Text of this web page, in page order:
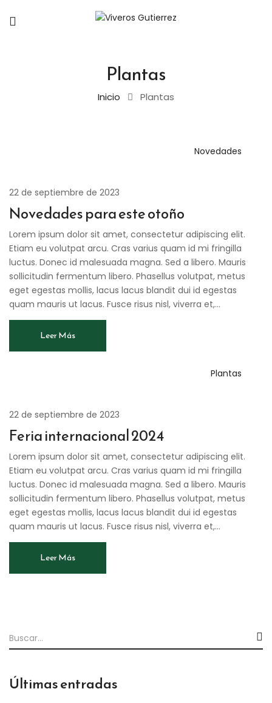
Plantas
Inicio Plantas
Últimas entradas
Novedades
22 de septiembre de 2023
Novedades para este otoño
Lorem ipsum dolor sit amet, consectetur adipiscing elit.
Etiam eu volutpat arcu. Cras varius quam id mi fringilla
luctus. Donec id malesuada magna. Sed a libero. Mauris
sollicitudin fermentum libero. Phasellus volutpat, metus
eget egestas mollis, lacus lacus blandit dui id egestas
quam mauris ut lacus. Fusce risus nisl, viverra et,...
Leer Más
Plantas
22 de septiembre de 2023
Feria internacional 2024
Lorem ipsum dolor sit amet, consectetur adipiscing elit.
Etiam eu volutpat arcu. Cras varius quam id mi fringilla
luctus. Donec id malesuada magna. Sed a libero. Mauris
sollicitudin fermentum libero. Phasellus volutpat, metus
eget egestas mollis, lacus lacus blandit dui id egestas
quam mauris ut lacus. Fusce risus nisl, viverra et,...
Leer Más